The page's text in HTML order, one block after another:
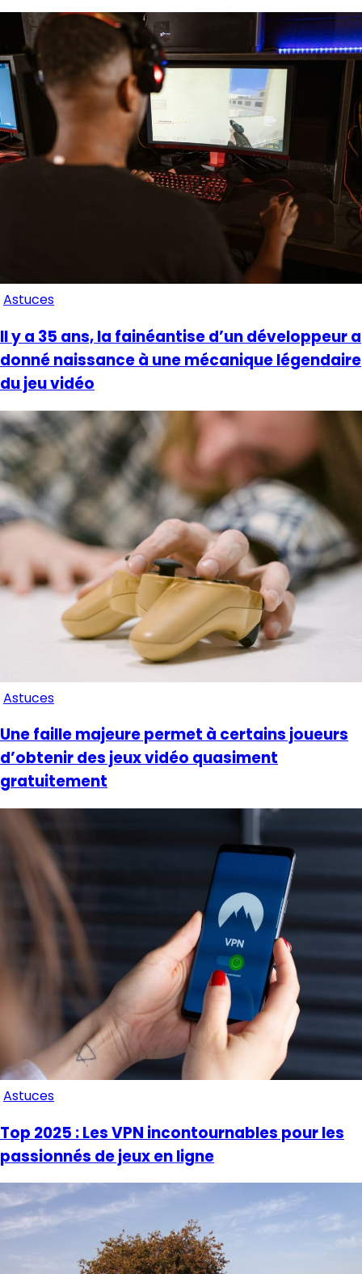
Astuces
Il y a 35 ans, la fainéantise d’un développeur a
donné naissance à une mécanique légendaire
du jeu vidéo
Astuces
Une faille majeure permet à certains joueurs
d’obtenir des jeux vidéo quasiment
gratuitement
Astuces
Top 2025 : Les VPN incontournables pour les
passionnés de jeux en ligne